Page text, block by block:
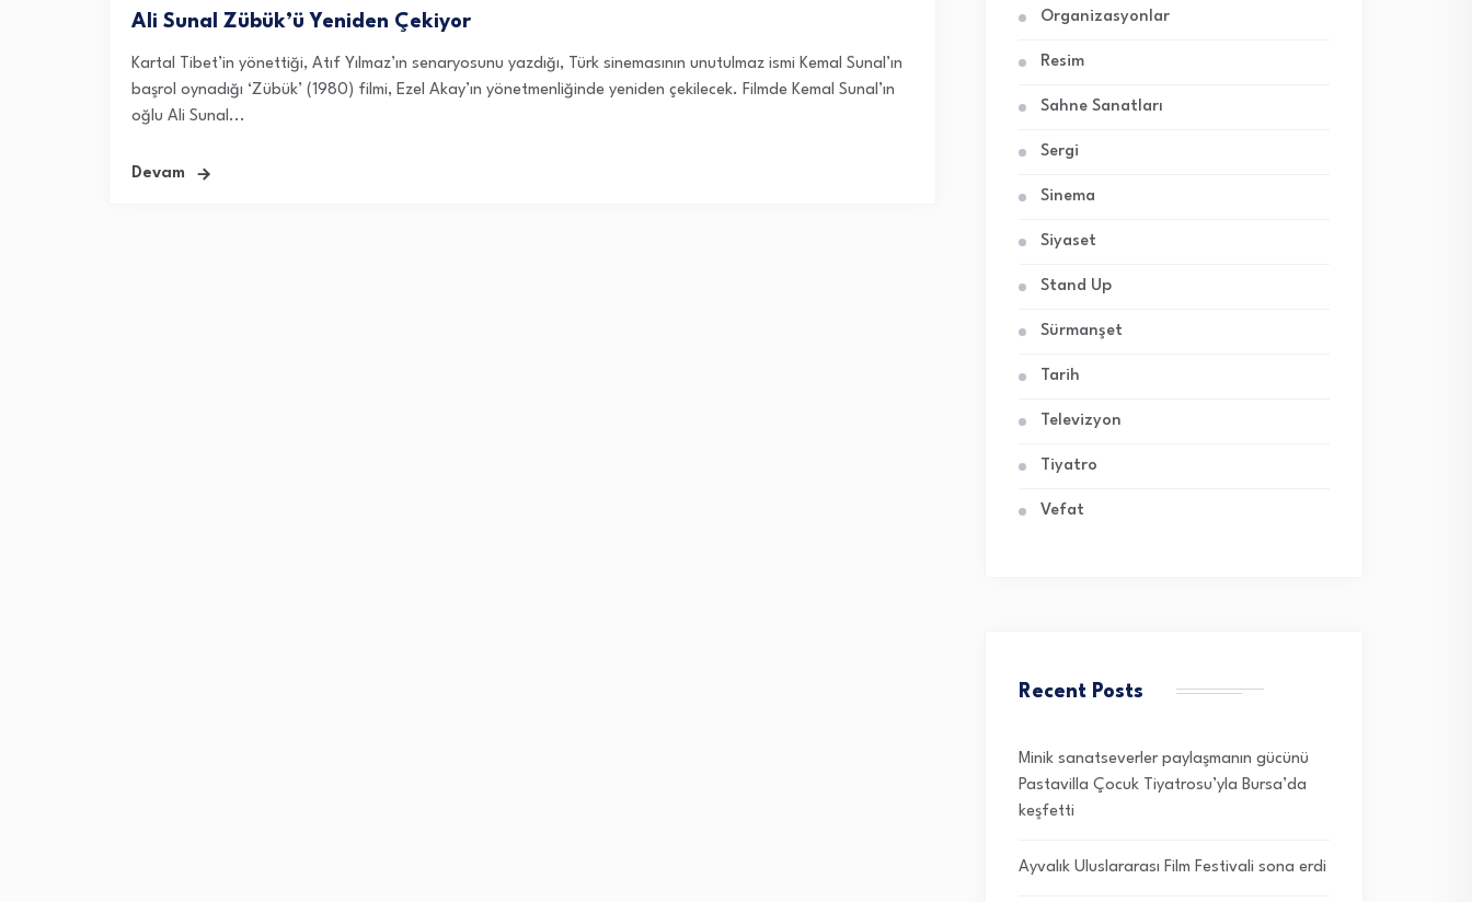
Ali Sunal Zübük’ü Yeniden Çekiyor
Kartal Tibet’in yönettiği, Atıf Yılmaz’ın senaryosunu yazdığı, Türk sinemasının unutulmaz ismi Kemal Sunal’ın
başrol oynadığı ‘Zübük’ (1980) filmi, Ezel Akay’ın yönetmenliğinde yeniden çekilecek. Filmde Kemal Sunal’ın
oğlu Ali Sunal...
Devam
Organizasyonlar
Resim
Sahne Sanatları
Sergi
Sinema
Siyaset
Stand Up
Sürmanşet
Tarih
Televizyon
Tiyatro
Vefat
Recent Posts
Minik sanatseverler paylaşmanın gücünü
Pastavilla Çocuk Tiyatrosu’yla Bursa’da
keşfetti
Ayvalık Uluslararası Film Festivali sona erdi